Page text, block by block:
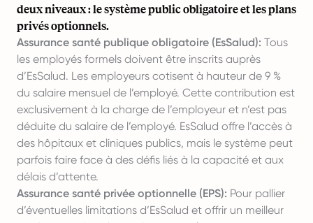
deux niveaux : le système public obligatoire et les plans
privés optionnels.
Assurance santé publique obligatoire (EsSalud): Tous
les employés formels doivent être inscrits auprès
d’EsSalud. Les employeurs cotisent à hauteur de 9 %
du salaire mensuel de l’employé. Cette contribution est
exclusivement à la charge de l’employeur et n’est pas
déduite du salaire de l’employé. EsSalud offre l’accès à
des hôpitaux et cliniques publics, mais le système peut
parfois faire face à des défis liés à la capacité et aux
délais d’attente.
Assurance santé privée optionnelle (EPS): Pour pallier
d’éventuelles limitations d’EsSalud et offrir un meilleur